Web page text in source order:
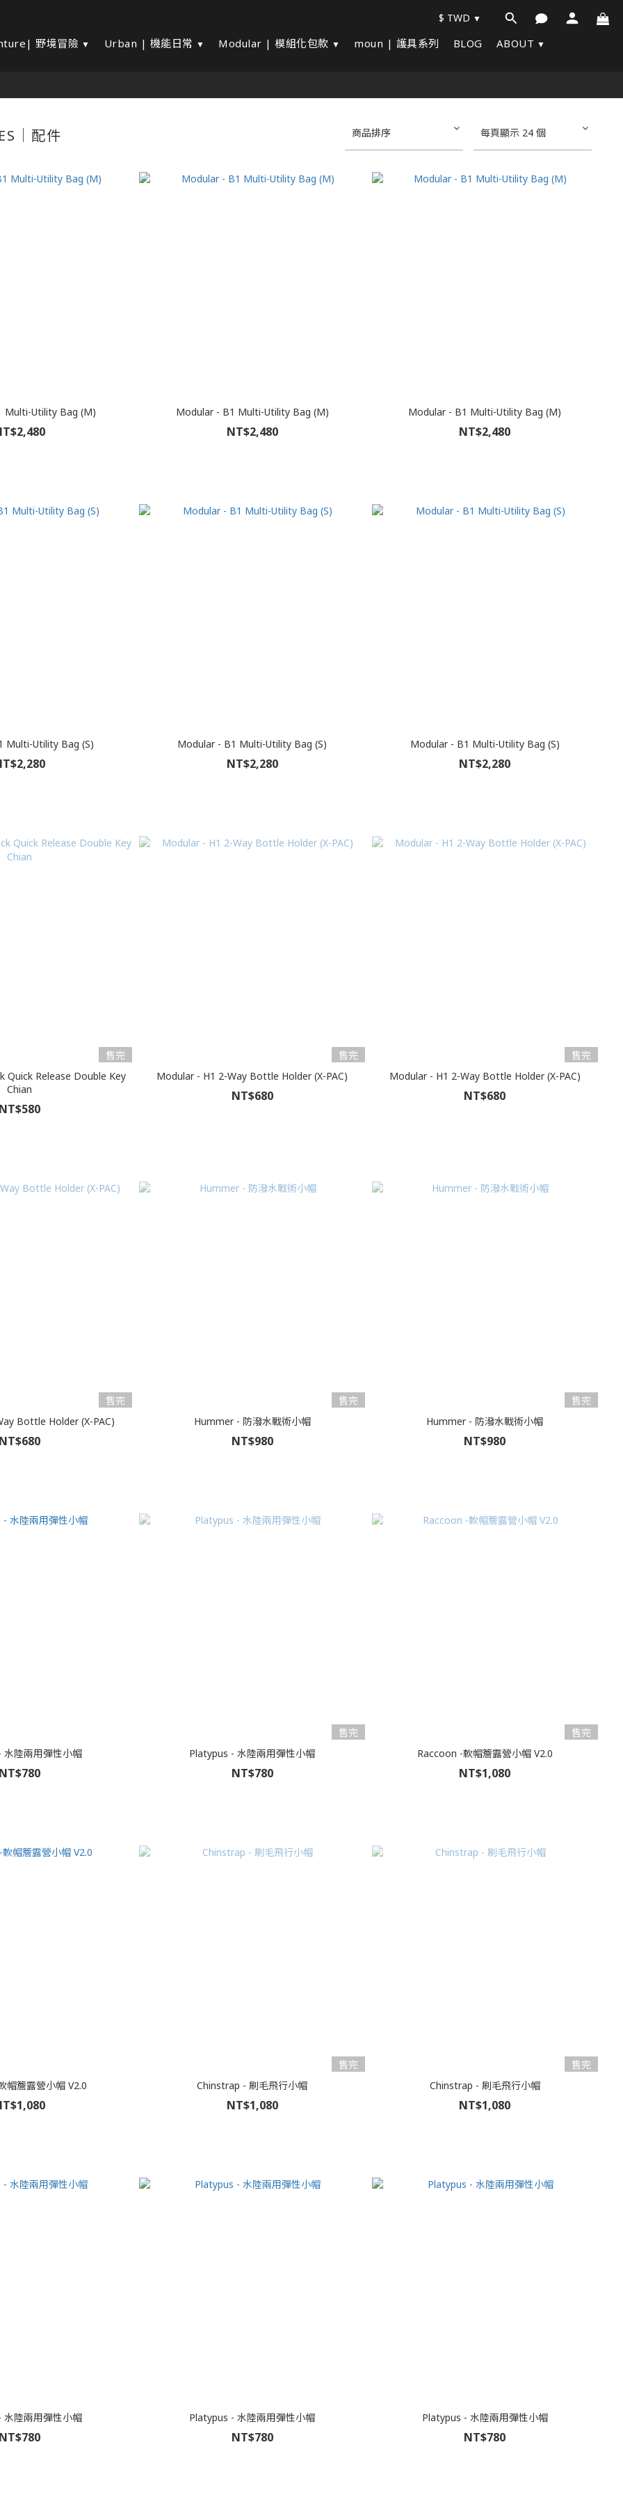
野境冒險 Urban | 機能日常 Modular | 模組化包款 moun | 護具系列 BLOG ABOUT
$ TWD
｜配件 商品排序 每頁顯示 24 個
Multi-Utility Bag (M) Modular - B1 Multi-Utility Bag (M)
NT$2,480
Modular - B1 Multi-Utility Bag (M)
NT$2,480
Multi-Utility Bag (S) Modular - B1 Multi-Utility Bag (S)
NT$2,280
Modular - B1 Multi-Utility Bag (S)
NT$2,280
售完
Quick Release Double Key
Chian
NT$580
售完
Modular - H1 2-Way Bottle Holder (X-PAC)
NT$680
售完
Modular - H1 2-Way Bottle Holder (X-PAC)
NT$680
售完
Bottle Holder (X-PAC)
NT$680
售完
Hummer - 防潑水戰術小帽
NT$980
售完
Hummer - 防潑水戰術小帽
NT$980
水陸兩用彈性小帽
NT$780
售完
Platypus - 水陸兩用彈性小帽
NT$780
售完
Raccoon -軟帽簷露營小帽 V2.0
NT$1,080
帽簷露營小帽 V2.0
售完
Chinstrap - 刷毛飛行小帽
NT$1,080
售完
Chinstrap - 刷毛飛行小帽
NT$1,080
水陸兩用彈性小帽
NT$780
Platypus - 水陸兩用彈性小帽
NT$780
Platypus - 水陸兩用彈性小帽
NT$780